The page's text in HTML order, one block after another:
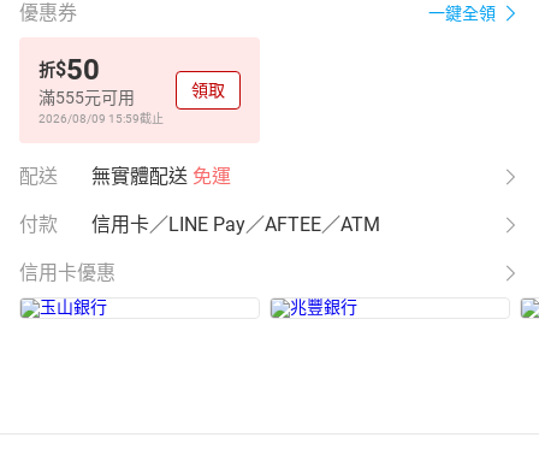
優惠券 一鍵全領
折$50
滿555元可用
2026/08/09 15:59截止
領取
配送 無實體配送 免運
付款 信用卡／LINE Pay／AFTEE／ATM
信用卡優惠